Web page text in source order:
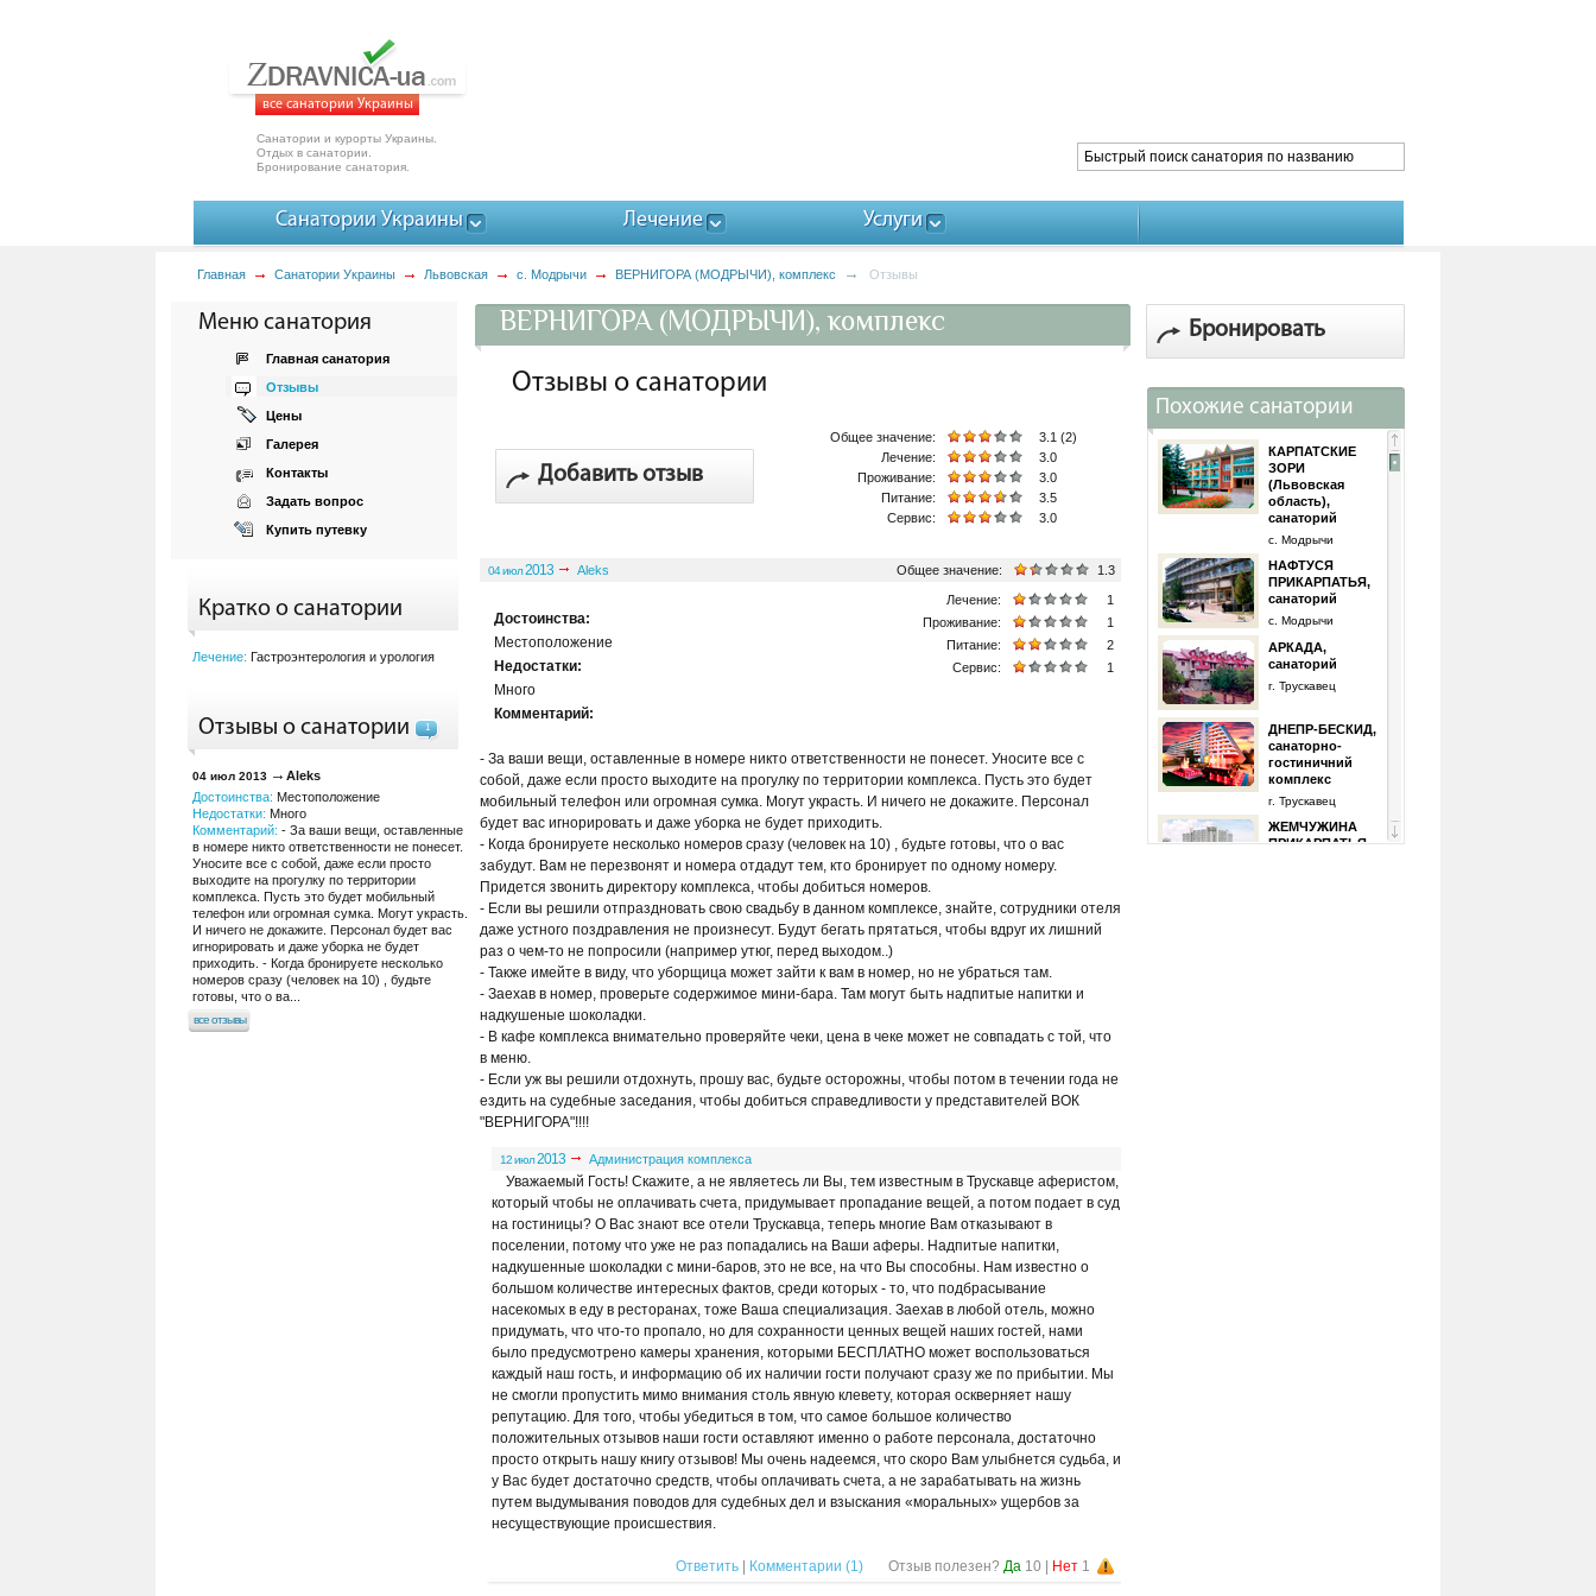
все санатории Украины
Санатории и курорты Украины.
Отдых в санатории.
Бронирование санатория.
Санатории Украины Лечение Услуги
Главная Санатории Украины Львовская с. Модрычи ВЕРНИГОРА (МОДРЫЧИ), комплекс Отзывы
ВЕРНИГОРА (МОДРЫЧИ), комплекс
Отзывы о санатории
Добавить отзыв
3.1 (2)
Общее значение:
3.0
Лечение:
3.0
Проживание:
3.5
Питание:
3.0
Сервис:
04 июл2013 Aleks 1.3
Общее значение:
1
Лечение:
1
Проживание:
2
Питание:
1
Сервис:
Достоинства:
Местоположение
Недостатки:
Много
Комментарий:
- За ваши вещи, оставленные в номере никто ответственности не понесет. Уносите все с
собой, даже если просто выходите на прогулку по территории комплекса. Пусть это будет
мобильный телефон или огромная сумка. Могут украсть. И ничего не докажите. Персонал
будет вас игнорировать и даже уборка не будет приходить.
- Когда бронируете несколько номеров сразу (человек на 10) , будьте готовы, что о вас
забудут. Вам не перезвонят и номера отдадут тем, кто бронирует по одному номеру.
Придется звонить директору комплекса, чтобы добиться номеров.
- Если вы решили отпраздновать свою свадьбу в данном комплексе, знайте, сотрудники отеля
даже устного поздравления не произнесут. Будут бегать прятаться, чтобы вдруг их лишний
раз о чем-то не попросили (например утюг, перед выходом..)
- Также имейте в виду, что уборщица может зайти к вам в номер, но не убраться там.
- Заехав в номер, проверьте содержимое мини-бара. Там могут быть надпитые напитки и
надкушеные шоколадки.
- В кафе комплекса внимательно проверяйте чеки, цена в чеке может не совпадать с той, что
в меню.
- Если уж вы решили отдохнуть, прошу вас, будьте осторожны, чтобы потом в течении года не
ездить на судебные заседания, чтобы добиться справедливости у представителей ВОК
"ВЕРНИГОРА"!!!!
12 июл2013 Администрация комплекса
Уважаемый Гость! Скажите, а не являетесь ли Вы, тем известным в Трускавце аферистом,
который чтобы не оплачивать счета, придумывает пропадание вещей, а потом подает в суд
на гостиницы? О Вас знают все отели Трускавца, теперь многие Вам отказывают в
поселении, потому что уже не раз попадались на Ваши аферы. Надпитые напитки,
надкушенные шоколадки с мини-баров, это не все, на что Вы способны. Нам известно о
большом количестве интересных фактов, среди которых - то, что подбрасывание
насекомых в еду в ресторанах, тоже Ваша специализация. Заехав в любой отель, можно
придумать, что что-то пропало, но для сохранности ценных вещей наших гостей, нами
было предусмотрено камеры хранения, которыми БЕСПЛАТНО может воспользоваться
каждый наш гость, и информацию об их наличии гости получают сразу же по прибытии. Мы
не смогли пропустить мимо внимания столь явную клевету, которая оскверняет нашу
репутацию. Для того, чтобы убедиться в том, что самое большое количество
положительных отзывов наши гости оставляют именно о работе персонала, достаточно
просто открыть нашу книгу отзывов! Мы очень надеемся, что скоро Вам улыбнется судьба, и
у Вас будет достаточно средств, чтобы оплачивать счета, а не зарабатывать на жизнь
путем выдумывания поводов для судебных дел и взыскания «моральных» ущербов за
несуществующие происшествия.
Ответить Комментарии (1) Отзыв полезен? Да 10 Нет 1
Бронировать
Похожие санатории
КАРПАТСКИЕ
ЗОРИ
(Львовская
область),
санаторий
с. Модрычи
НАФТУСЯ
ПРИКАРПАТЬЯ,
санаторий
с. Модрычи
АРКАДА,
санаторий
г. Трускавец
ДНЕПР-БЕСКИД,
санаторно-
гостиничний
комплекс
г. Трускавец
ЖЕМЧУЖИНА
ПРИКАРПАТЬЯ,
Меню санатория
Главная санатория
Отзывы
Цены
Галерея
Контакты
Задать вопрос
Купить путевку
Кратко о санатории
Лечение: Гастроэнтерология и урология
Отзывы о санатории 1
04 июл 2013
Aleks
Достоинства: Местоположение
Недостатки: Много
Комментарий: - За ваши вещи, оставленные
в номере никто ответственности не понесет.
Уносите все с собой, даже если просто
выходите на прогулку по территории
комплекса. Пусть это будет мобильный
телефон или огромная сумка. Могут украсть.
И ничего не докажите. Персонал будет вас
игнорировать и даже уборка не будет
приходить. - Когда бронируете несколько
номеров сразу (человек на 10) , будьте
готовы, что о ва...
все отзывы